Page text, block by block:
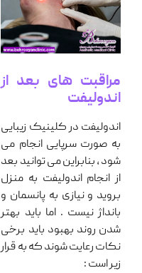
مراقبت های بعد از
اندولیفت
اندولیفت در کلینیک زیبایی
به صورت سرپایی انجام می
شود ، بنابراین می توانید بعد
از انجام اندولیفت به منزل
بروید و نیازی به پانسمان و
بانداژ نیست . اما باید بهتر
شدن روند بهبود باید برخی
نکات رعایت شوند که به قرار
زیر است :